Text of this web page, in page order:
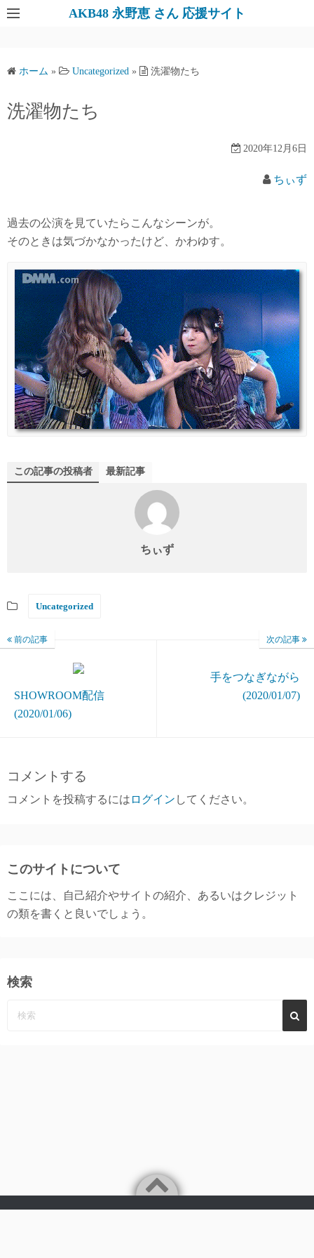
AKB48 永野恵 さん 応援サイト
ホーム » Uncategorized » 洗濯物たち
洗濯物たち
2020年12月6日
ちぃず
過去の公演を見ていたらこんなシーンが。
そのときは気づかなかったけど、かわゆす。
この記事の投稿者 最新記事
ちぃず
Uncategorized
前の記事
SHOWROOM配信
(2020/01/06)
次の記事
手をつなぎながら
(2020/01/07)
コメントする
コメントを投稿するには ログイン してください。
このサイトについて
ここには、自己紹介やサイトの紹介、あるいはクレジット
の類を書くと良いでしょう。
検索